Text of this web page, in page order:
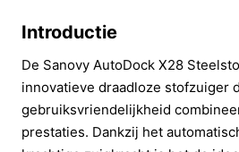
Introductie
De Sanovy AutoDock X28
innovatieve draadloze stofzuiger
gebruiksvriendelijkheid
prestaties. Dankzij het